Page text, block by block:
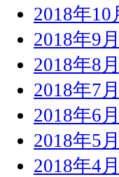
2018年10
2018年9月
2018年8月
2018年7月
2018年6月
2018年5月
2018年4月